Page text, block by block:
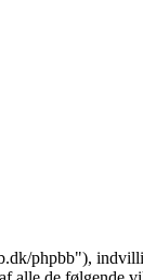
phpbb"),